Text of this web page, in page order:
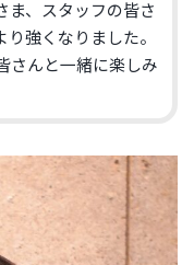
ま、スタッフの皆さ
強くなりました。
さんと一緒に楽しみ